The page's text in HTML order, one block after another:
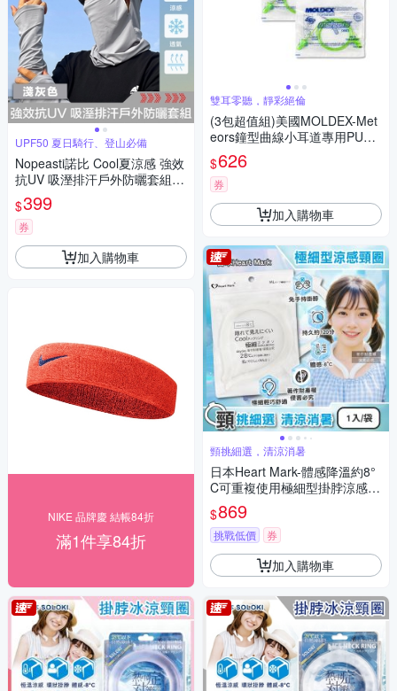
UPF50 夏日騎行、登山必備
Nopeasti諾比 Cool夏涼感 強效
抗UV 吸溼排汗戶外防曬套組
淺灰
$399
券
加入購物車
NIKE 品牌慶 結帳84折
滿1件享84折
雙耳零聽，靜彩絕倫
(3包超值組)美國MOLDEX-Met
eors鐘型曲線小耳道專用PU慢
回彈超靜音耳塞-型號6632帶線
版1對/包(小流星隔音助眠,NRR
28dB降噪規格)
$626
券
加入購物車
頸挑細選，清涼消暑
日本Heart Mark-體感降溫約8°
C可重複使用極細型掛脖涼感頸
圈1入/袋(KK物產免手持消暑冰
敷頸環,頸部輕巧舒適,室內戶外
沁涼持久約120分)
$869
挑戰低價 券
加入購物車